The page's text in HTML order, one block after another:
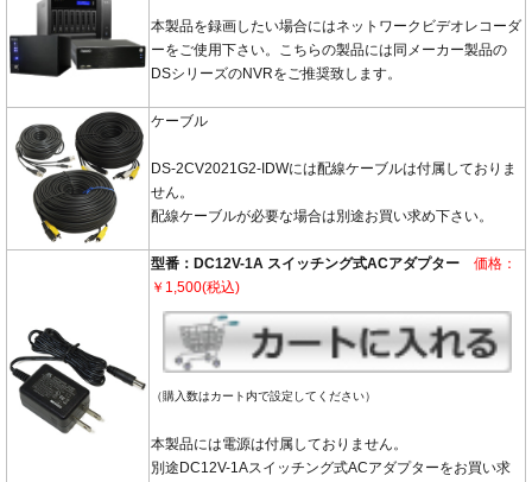
本製品を録画したい場合にはネットワークビデオレコーダ
ーをご使用下さい。こちらの製品には同メーカー製品の
DSシリーズのNVRをご推奨致します。
ケーブル
DS-2CV2021G2-IDWには配線ケーブルは付属しておりま
せん。
配線ケーブルが必要な場合は別途お買い求め下さい。
型番：DC12V-1A スイッチング式ACアダプター
価格：
￥1,500(税込)
（購入数はカート内で設定してください）
本製品には電源は付属しておりません。
別途DC12V-1Aスイッチング式ACアダプターをお買い求